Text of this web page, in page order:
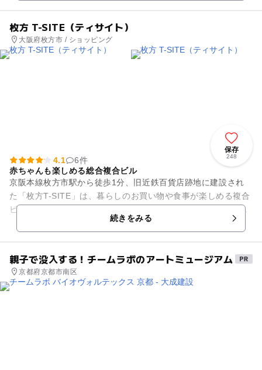
枚方 T-SITE（ティサイト）
大阪府枚方市 / ショッピング
保存
248
4.1
6件
赤ちゃんも楽しめる総合複合ビル
京阪本線枚方市駅から徒歩1分、旧近鉄百貨店跡地に建設され
た「枚方T-SITE」は、暮らしのお買い物や食事が楽しめる複合
ビルです。 2階・3階に蔦屋書店があり、なかでも2階では「大
続きをみる
親子で没入する！チームラボのアートミュージアム
京都府京都市南区